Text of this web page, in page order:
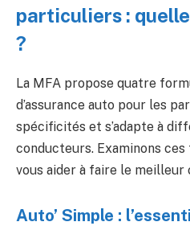
particuliers :
?
La MFA propose quatre
d’assurance auto pour les
spécificités et s’adapte à
conducteurs. Examinons
vous aider à faire le meilleur
Auto’ Simple :